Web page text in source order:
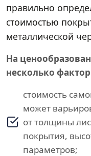
правильно
стоимостью
металлической
На
несколько
стоимость
может
от толщины
покрытия,
параметров;